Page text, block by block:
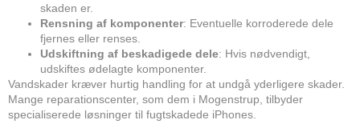
skaden er.
Rensning af komponenter: Eventuelle korroderede dele
fjernes eller renses.
Udskiftning af beskadigede dele: Hvis nødvendigt,
udskiftes ødelagte komponenter.
Vandskader kræver hurtig handling for at undgå yderligere skader.
Mange reparationscenter, som dem i Mogenstrup, tilbyder
specialiserede løsninger til fugtskadede iPhones.